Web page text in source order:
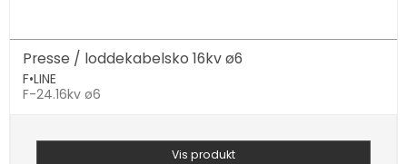
Presse / loddekabelsko 16kv ø6
F•LINE
F-24.16kv ø6
Vis produkt